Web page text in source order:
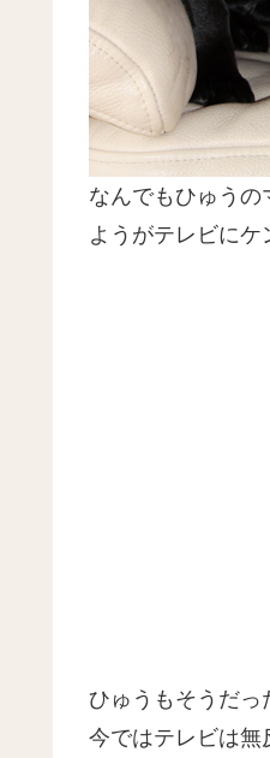
なんでもひゅうの
ようがテレビにケ
ひゅうもそうだっ
今ではテレビは無